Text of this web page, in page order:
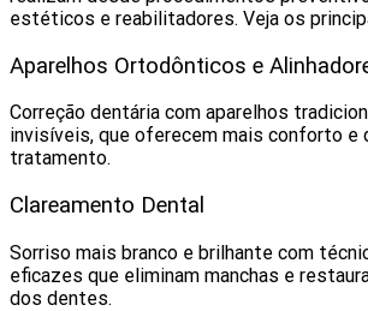
estéticos e reabilitadores. Veja os
Aparelhos Ortodônticos e
Correção dentária com aparelhos
invisíveis, que oferecem mais conforto e
tratamento.
Clareamento Dental
Sorriso mais branco e brilhante com
eficazes que eliminam manchas e
dos dentes.